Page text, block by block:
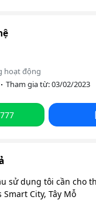
hoạt động
Tham gia từ: 03/02/2023
sử dụng tôi cần cho
City, Tây Mỗ